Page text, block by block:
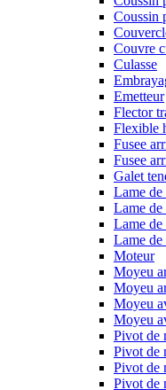
Coussin
Couvre
Culasse
Emetteur
Flector
Flexible
Fusee
Fusee
Galet
Lame de
Lame de
Lame de
Lame de
Moteur
Moyeu
Moyeu
Moyeu
Moyeu
Pivot de
Pivot de
Pivot de
Pivot de